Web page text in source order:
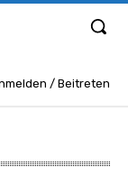
/ Beitreten